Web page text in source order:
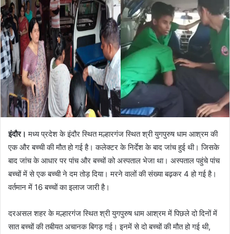
इंदौर। मध्य प्रदेश के इंदौर स्थित मल्हारगंज स्थित श्री युगपुरुष धाम आश्रम की
एक और बच्ची की मौत हो गई है। कलेक्टर के निर्देश के बाद जांच हुई थी। जिसके
बाद जांच के आधार पर पांच और बच्चों को अस्पताल भेजा था। अस्पताल पहुंचे पांच
बच्चों में से एक बच्ची ने दम तोड़ दिया। मरने वालों की संख्या बढ़कर 4 हो गई है।
वर्तमान में 16 बच्चों का इलाज जारी है।
दरअसल शहर के मल्हारगंज स्थित श्री युगपुरुष धाम आश्रम में पिछले दो दिनों में
सात बच्चों की तबीयत अचानक बिगड़ गई। इनमें से दो बच्चों की मौत हो गई थी,